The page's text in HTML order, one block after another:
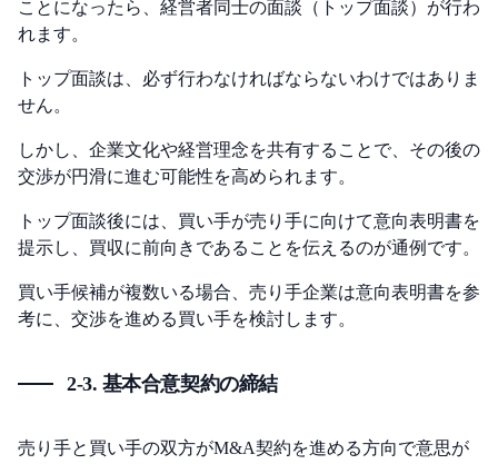
ことになったら、経営者同士の面談（トップ面談）が行わ
れます。
トップ面談は、必ず行わなければならないわけではありま
せん。
しかし、企業文化や経営理念を共有することで、その後の
交渉が円滑に進む可能性を高められます。
トップ面談後には、買い手が売り手に向けて意向表明書を
提示し、買収に前向きであることを伝えるのが通例です。
買い手候補が複数いる場合、売り手企業は意向表明書を参
考に、交渉を進める買い手を検討します。
2-3. 基本合意契約の締結
売り手と買い手の双方がM&A契約を進める方向で意思が